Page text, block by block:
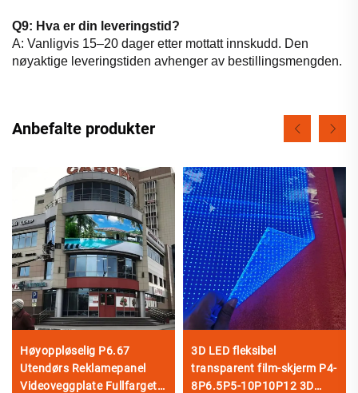
Q9: Hva er din leveringstid?
A: Vanligvis 15–20 dager etter mottatt innskudd. Den
nøyaktige leveringstiden avhenger av bestillingsmengden.
Anbefalte produkter
Høyoppløselig P6.67
Utendørs Reklamepanel
Videoveggplate Fullfarget
3D LED fleksibel
transparent film-skjerm P4-
8P6.5P5-10P10P12 3D